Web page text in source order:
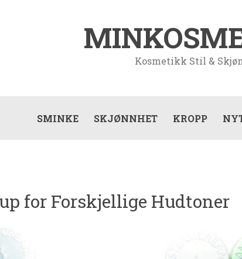
Kosmetikk Stil &
SMINKE SKJØNNHET KROPP
for Forskjellige Hudtoner